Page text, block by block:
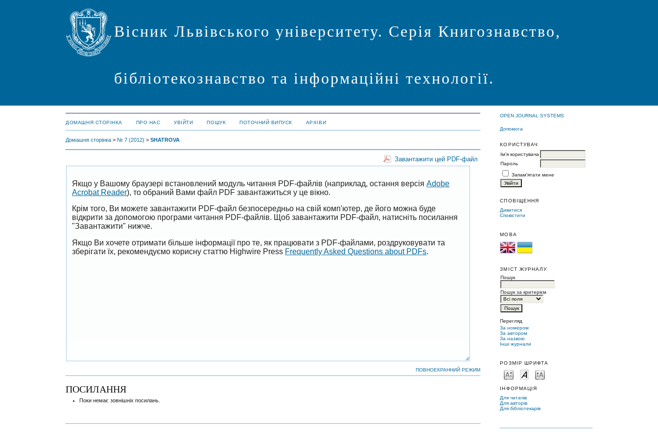
Вісник Львівського університету. Серія Книгознавство,
бібліотекознавство та інформаційні технології.
OPEN JOURNAL SYSTEMS
Допомога
КОРИСТУВАЧ
Ім'я користувача
Пароль
Запам'ятати мене
СПОВІЩЕННЯ
Дивитися
Сповістити
МОВА
ЗМІСТ ЖУРНАЛУ
Пошук
Пошук за критерієм
Перегляд
За номером
За автором
За назвою
Інші журнали
РОЗМІР ШРИФТА
ІНФОРМАЦІЯ
Для читачів
Для авторів
Для бібліотекарів
ДОМАШНЯ СТОРІНКА ПРО НАС УВІЙТИ ПОШУК ПОТОЧНИЙ ВИПУСК АРХІВИ
Домашня сторінка > № 7 (2012) >SHATROVA
Завантажити цей PDF-файл
Якщо у Вашому браузері встановлений модуль читання PDF-файлів (наприклад, остання версіяAdobe
Acrobat Reader), то обраний Вами файл PDF завантажиться у це вікно.
Крім того, Ви можете завантажити PDF-файл безпосередньо на свій комп'ютер, де його можна буде
відкрити за допомогою програми читання PDF-файлів. Щоб завантажити PDF-файл, натисніть посилання
"Завантажити" нижче.
Якщо Ви хочете отримати більше інформації про те, як працювати з PDF-файлами, роздруковувати та
зберігати їх, рекомендуємо корисну статтю Highwire Press Frequently Asked Questions about PDFs.
ПОВНОЕКРАННИЙ РЕЖИМ
ПОСИЛАННЯ
Поки немає зовнішніх посилань.